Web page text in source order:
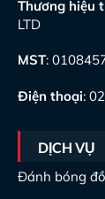
Thương hiệu
LTD
MST:
Điện thoại:
DỊCH VỤ
Đánh bóng